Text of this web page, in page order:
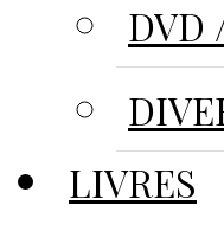
DVD
LIVRES